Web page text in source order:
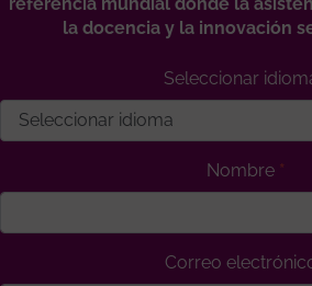
la docencia y la innovación
Seleccionar
Nombre
Correo